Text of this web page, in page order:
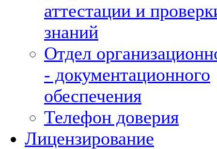
аттестации и
знаний
Отдел
- документационного
обеспечения
Телефон доверия
Лицензирование